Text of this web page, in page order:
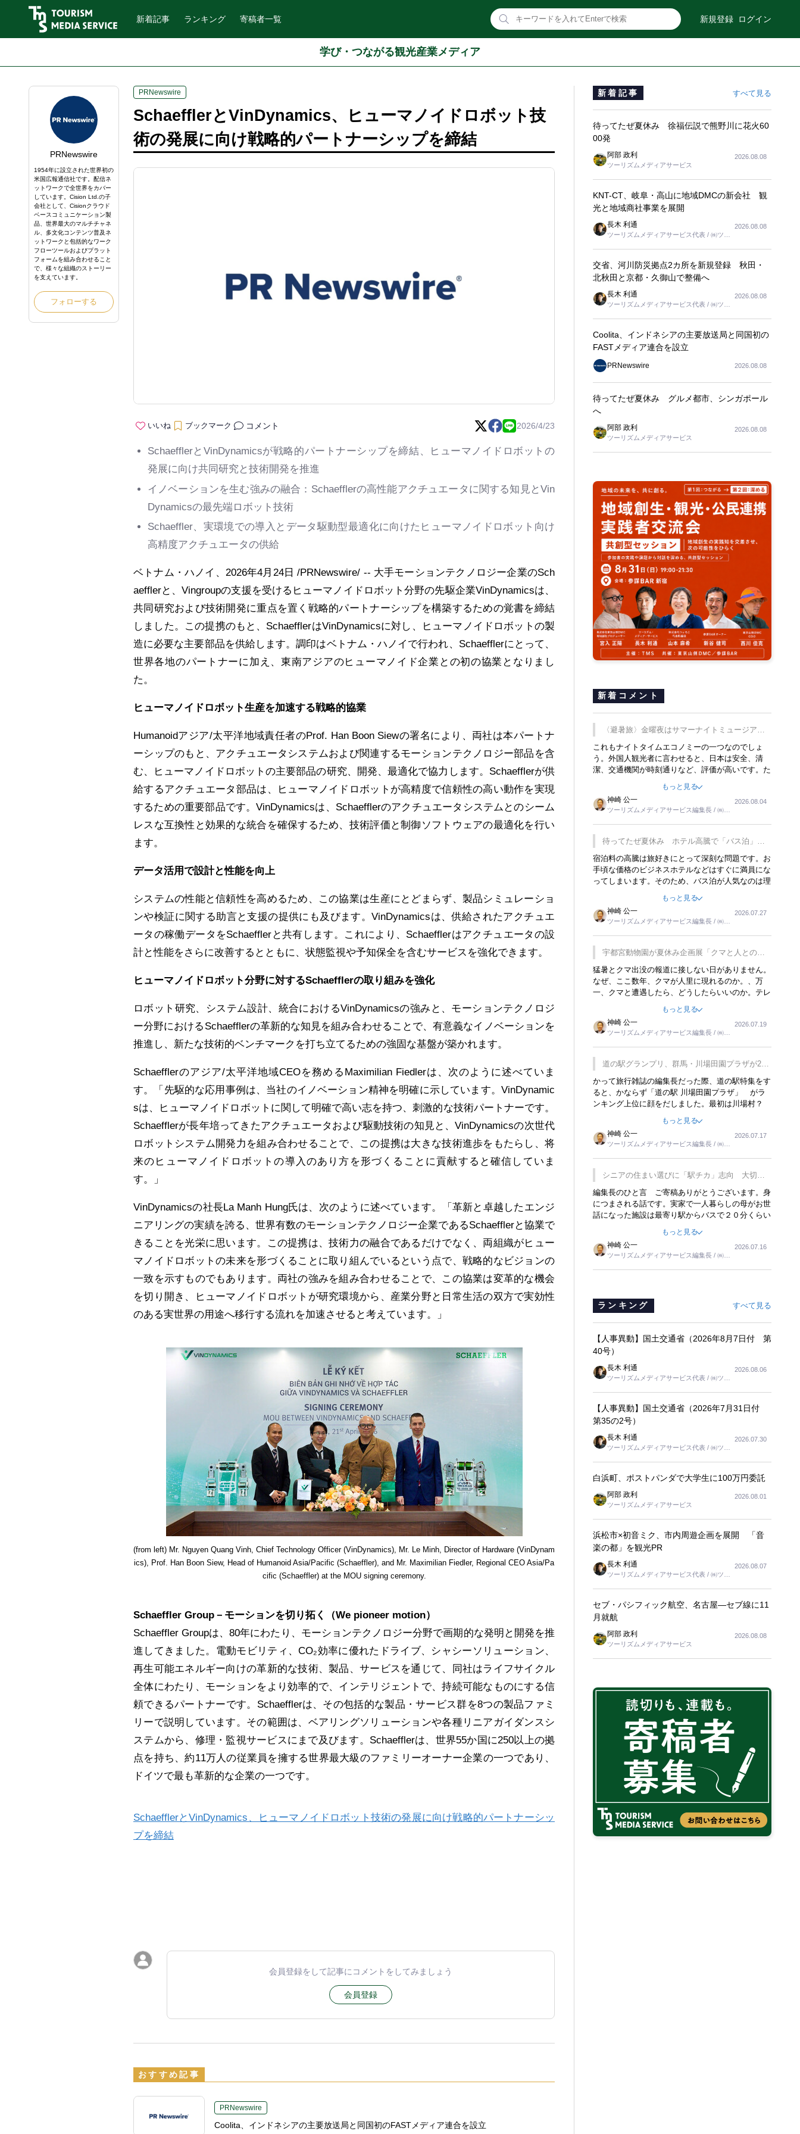
新着記事 ランキング 寄稿者一覧 新規登録 ログイン
学び・つながる観光産業メディア
PRNewswire
1954年に設立された世界初の
米国広報通信社です。配信ネ
ットワークで全世界をカバー
しています。Cision Ltd.の子
会社として、Cisionクラウド
ベースコミュニケーション製
品、世界最大のマルチチャネ
ル、多文化コンテンツ普及ネ
ットワークと包括的なワーク
フローツールおよびプラット
フォームを組み合わせること
で、様々な組織のストーリー
を支えています。
フォローする
PRNewswire
SchaefflerとVinDynamics、ヒューマノイドロボット技
術の発展に向け戦略的パートナーシップを締結
いいね ブックマーク コメント 2026/4/23
SchaefflerとVinDynamicsが戦略的パートナーシップを締結、ヒューマノイドロボットの
発展に向け共同研究と技術開発を推進
イノベーションを生む強みの融合：Schaefflerの高性能アクチュエータに関する知見とVin
Dynamicsの最先端ロボット技術
Schaeffler、実環境での導入とデータ駆動型最適化に向けたヒューマノイドロボット向け
高精度アクチュエータの供給
ベトナム・ハノイ、2026年4月24日 /PRNewswire/ -- 大手モーションテクノロジー企業のSch
aefflerと、Vingroupの支援を受けるヒューマノイドロボット分野の先駆企業VinDynamicsは、
共同研究および技術開発に重点を置く戦略的パートナーシップを構築するための覚書を締結
しました。この提携のもと、SchaefflerはVinDynamicsに対し、ヒューマノイドロボットの製
造に必要な主要部品を供給します。調印はベトナム・ハノイで行われ、Schaefflerにとって、
世界各地のパートナーに加え、東南アジアのヒューマノイド企業との初の協業となりまし
た。
ヒューマノイドロボット生産を加速する戦略的協業
Humanoidアジア/太平洋地域責任者のProf. Han Boon Siewの署名により、両社は本パートナ
ーシップのもと、アクチュエータシステムおよび関連するモーションテクノロジー部品を含
む、ヒューマノイドロボットの主要部品の研究、開発、最適化で協力します。Schaefflerが供
給するアクチュエータ部品は、ヒューマノイドロボットが高精度で信頼性の高い動作を実現
するための重要部品です。VinDynamicsは、Schaefflerのアクチュエータシステムとのシーム
レスな互換性と効果的な統合を確保するため、技術評価と制御ソフトウェアの最適化を行い
ます。
データ活用で設計と性能を向上
システムの性能と信頼性を高めるため、この協業は生産にとどまらず、製品シミュレーショ
ンや検証に関する助言と支援の提供にも及びます。VinDynamicsは、供給されたアクチュエ
ータの稼働データをSchaefflerと共有します。これにより、Schaefflerはアクチュエータの設
計と性能をさらに改善するとともに、状態監視や予知保全を含むサービスを強化できます。
ヒューマノイドロボット分野に対するSchaefflerの取り組みを強化
ロボット研究、システム設計、統合におけるVinDynamicsの強みと、モーションテクノロジ
ー分野におけるSchaefflerの革新的な知見を組み合わせることで、有意義なイノベーションを
推進し、新たな技術的ベンチマークを打ち立てるための強固な基盤が築かれます。
Schaefflerのアジア/太平洋地域CEOを務めるMaximilian Fiedlerは、次のように述べていま
す。「先駆的な応用事例は、当社のイノベーション精神を明確に示しています。VinDynamic
sは、ヒューマノイドロボットに関して明確で高い志を持つ、刺激的な技術パートナーです。
Schaefflerが長年培ってきたアクチュエータおよび駆動技術の知見と、VinDynamicsの次世代
ロボットシステム開発力を組み合わせることで、この提携は大きな技術進歩をもたらし、将
来のヒューマノイドロボットの導入のあり方を形づくることに貢献すると確信していま
す。」
VinDynamicsの社長La Manh Hung氏は、次のように述べています。「革新と卓越したエンジ
ニアリングの実績を誇る、世界有数のモーションテクノロジー企業であるSchaefflerと協業で
きることを光栄に思います。この提携は、技術力の融合であるだけでなく、両組織がヒュー
マノイドロボットの未来を形づくることに取り組んでいるという点で、戦略的なビジョンの
一致を示すものでもあります。両社の強みを組み合わせることで、この協業は変革的な機会
を切り開き、ヒューマノイドロボットが研究環境から、産業分野と日常生活の双方で実効性
のある実世界の用途へ移行する流れを加速させると考えています。」
(from left) Mr. Nguyen Quang Vinh, Chief Technology Officer (VinDynamics), Mr. Le Minh, Director of Hardware (VinDynam
ics), Prof. Han Boon Siew, Head of Humanoid Asia/Pacific (Schaeffler), and Mr. Maximilian Fiedler, Regional CEO Asia/Pa
cific (Schaeffler) at the MOU signing ceremony.
Schaeffler Group －モーションを切り拓く（We pioneer motion）
Schaeffler Groupは、80年にわたり、モーションテクノロジー分野で画期的な発明と開発を推
進してきました。電動モビリティ、CO₂効率に優れたドライブ、シャシーソリューション、
再生可能エネルギー向けの革新的な技術、製品、サービスを通じて、同社はライフサイクル
全体にわたり、モーションをより効率的で、インテリジェントで、持続可能なものにする信
頼できるパートナーです。Schaefflerは、その包括的な製品・サービス群を8つの製品ファミ
リーで説明しています。その範囲は、ベアリングソリューションや各種リニアガイダンスシ
ステムから、修理・監視サービスにまで及びます。Schaefflerは、世界55か国に250以上の拠
点を持ち、約11万人の従業員を擁する世界最大級のファミリーオーナー企業の一つであり、
ドイツで最も革新的な企業の一つです。
SchaefflerとVinDynamics、ヒューマノイドロボット技術の発展に向け戦略的パートナーシッ
プを締結
会員登録をして記事にコメントをしてみましょう
会員登録
おすすめ記事
PRNewswire
Coolita、インドネシアの主要放送局と同国初のFASTメディア連合を設立
新着記事 すべて見る
待ってたぜ夏休み 徐福伝説で熊野川に花火60
00発
阿部 政利
ツーリズムメディアサービス
2026.08.08
KNT-CT、岐阜・高山に地域DMCの新会社 観
光と地域商社事業を展開
長木 利通
ツーリズムメディアサービス代表 / ㈱ツー
2026.08.08
交省、河川防災拠点2カ所を新規登録 秋田・
北秋田と京都・久御山で整備へ
長木 利通
ツーリズムメディアサービス代表 / ㈱ツー
2026.08.08
Coolita、インドネシアの主要放送局と同国初の
FASTメディア連合を設立
PRNewswire 2026.08.08
待ってたぜ夏休み グルメ都市、シンガポール
へ
阿部 政利
ツーリズムメディアサービス
2026.08.08
新着コメント
〈避暑旅〉金曜夜はサマーナイトミュージア
ム、都立6施設で
これもナイトタイムエコノミーの一つなのでしょ
う。外国人観光者に言わせると、日本は安全、清
潔、交通機関が時刻通りなど、評価が高いです。た
す。そのような意味で、金曜夜にこのようなイベン
トが行われれば、日本人に限らず外国人にとっても
楽しみが増えるでしょうね。
もっと見る
神崎 公一
ツーリズムメディアサービス編集長 / ㈱ツ
2026.08.04
待ってたぜ夏休み ホテル高騰で「バス泊」人
気
宿泊料の高騰は旅好きにとって深刻な問題です。お
手頃な価格のビジネスホテルなどはすぐに満員にな
ってしまいます。そのため、バス泊が人気なのは理
行をした時は、移動はグレイハウンドバスでした。
夕方から夜の便を利用してホテル代を浮かせていま
した。ただし、若いからできたことです。若い人が
夜行バスで京都に行った、青森に行ったと聞くと、
疲れが残らないのかなと思ってしまいます。
もっと見る
神崎 公一
ツーリズムメディアサービス編集長 / ㈱ツ
2026.07.27
宇都宮動物園が夏休み企画展「クマと人との距
離」を7月20日から開催
猛暑とクマ出没の報道に接しない日がありません。
なぜ、ここ数年、クマが人里に現れるのか。、万
一、クマと遭遇したら、どうしたらいいのか。テレ
るなんてことは、冗談でもいえません。そんな中
で、この企画展はタイムリーですね。
もっと見る
神崎 公一
ツーリズムメディアサービス編集長 / ㈱ツ
2026.07.19
道の駅グランプリ、群馬・川場田園プラザが2連
覇
かって旅行雑誌の編集長だった際、道の駅特集をす
ると、かならず「道の駅 川場田園プラザ」 がラ
ンキング上位に顔をだしました。最初は川場村？
れ永井 彰一社長にインタビューしたら、興味深い
話が次々が飛び出しました。プレゼンも巧みで、今
でも思い出すことが２つあります。一つは、従業員
に東京ディズニーランドを見学させ、サービス業、
接客業の何かを理解してもらっていることです。
もう一つは1800円もするプレミアムヨーグルトを
販売するにあたり、社内に懸念もあったそうです。
永井社長は、駐車場に都内ナンバーの高級外車が停
まっていることに目をつけ、高級商品でも売れると
確信したそうです。今回の記事を懐かしく読みまし
もっと見る
神崎 公一
ツーリズムメディアサービス編集長 / ㈱ツ
2026.07.17
シニアの住まい選びに「駅チカ」志向 大切な
のは出かけたくなる暮らし
編集長のひと言 ご寄稿ありがとうございます。身
につまされる話です。実家で一人暮らしの母がお世
話になった施設は最寄り駅からバスで２０分くらい
りました。母の住まいから近いという理由で、その
施設を選択したのですが、私と妹にとっては、半日
仕事ででした。シニアの住まい選びは、当人だけで
はなく、世話をする家族の足の便も考えない外池な
もっと見る
神崎 公一
ツーリズムメディアサービス編集長 / ㈱ツ
2026.07.16
ランキング すべて見る
【人事異動】国土交通省（2026年8月7日付 第
40号）
長木 利通
ツーリズムメディアサービス代表 / ㈱ツー
2026.08.06
【人事異動】国土交通省（2026年7月31日付
第35の2号）
長木 利通
ツーリズムメディアサービス代表 / ㈱ツー
2026.07.30
白浜町、ポストパンダで大学生に100万円委託
阿部 政利
ツーリズムメディアサービス
2026.08.01
浜松市×初音ミク、市内周遊企画を展開 「音
楽の都」を観光PR
長木 利通
ツーリズムメディアサービス代表 / ㈱ツー
2026.08.07
セブ・パシフィック航空、名古屋―セブ線に11
月就航
阿部 政利
ツーリズムメディアサービス
2026.08.08